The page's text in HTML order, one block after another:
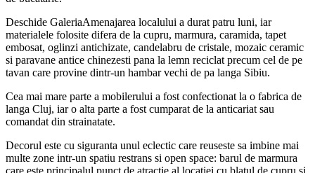
Deschide GaleriaAmenajarea localului a durat patru luni, iar
materialele folosite difera de la cupru, marmura, caramida, tapet
embosat, oglinzi antichizate, candelabru de cristale, mozaic ceramic
si paravane antice chinezesti pana la lemn reciclat precum cel de pe
tavan care provine dintr-un hambar vechi de pa langa Sibiu.
Cea mai mare parte a mobilerului a fost confectionat la o fabrica de
langa Cluj, iar o alta parte a fost cumparat de la anticariat sau
comandat din strainatate.
Decorul este cu siguranta unul eclectic care reuseste sa imbine mai
multe zone intr-un spatiu restrans si open space: barul de marmura
care este principalul punct de atractie al locatiei cu blatul de cupru si